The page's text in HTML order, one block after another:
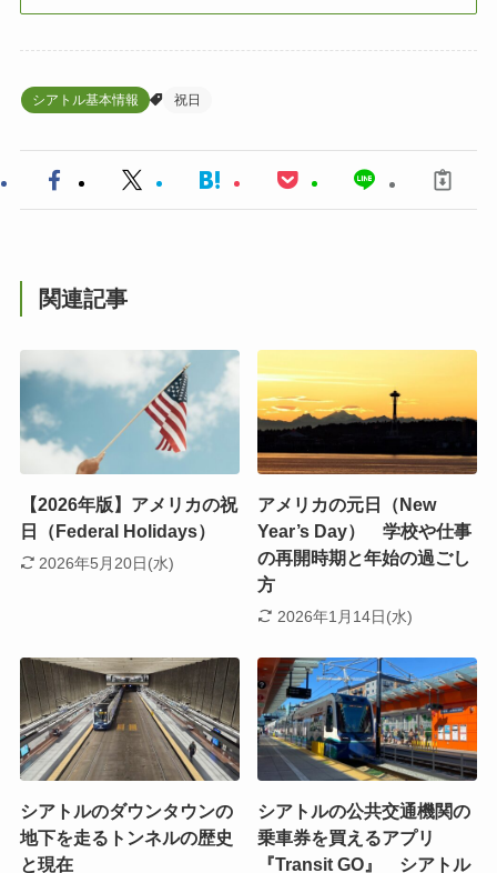
シアトル基本情報 祝日
関連記事
【2026年版】アメリカの祝
日（Federal Holidays）
2026年5月20日(水)
アメリカの元日（New
Year’s Day） 学校や仕事
の再開時期と年始の過ごし
方
2026年1月14日(水)
シアトルのダウンタウンの
地下を走るトンネルの歴史
と現在
シアトルの公共交通機関の
乗車券を買えるアプリ
『Transit GO』 シアトル